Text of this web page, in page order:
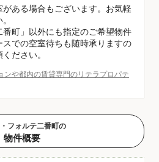
ある場合もございます。お気軽
町」以外にも指定のご希望物件
での空室待ちも随時承りますの
ださい。
ンや都内の賃貸専門のリテラプロパテ
フォルテ二番町の
物件概要